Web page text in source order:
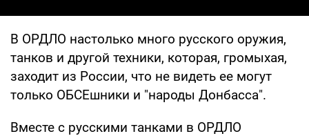
В ОРДЛО настолько много русского оружия,
танков и другой техники, которая, громыхая,
заходит из России, что не видеть ее могут
только ОБСЕшники и "народы Донбасса".
Вместе с русскими танками в ОРДЛО